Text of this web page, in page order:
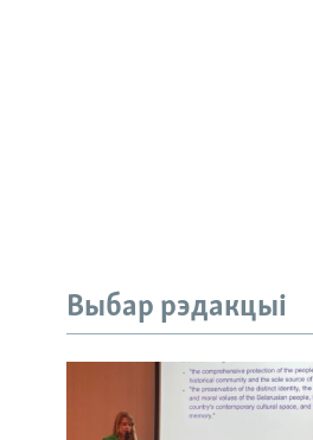
Выбар рэдакцыі